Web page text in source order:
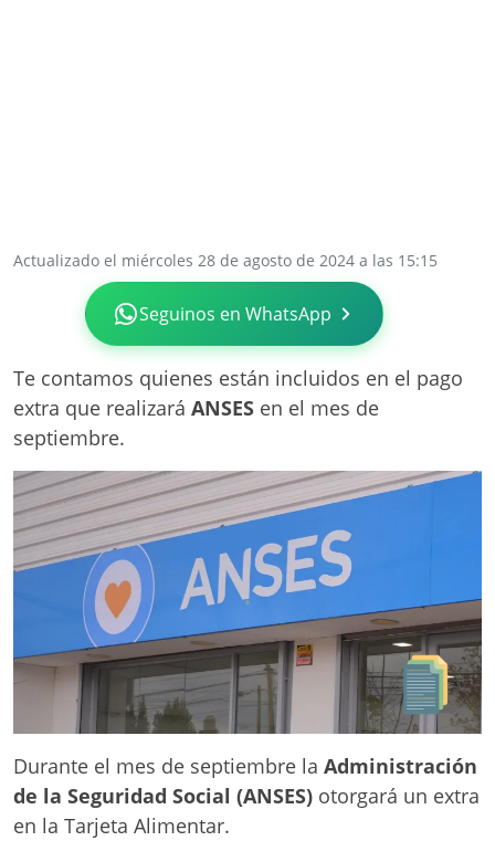
Actualizado el miércoles 28 de agosto de 2024 a las 15:15
Seguinos en WhatsApp
Te contamos quienes están incluidos en el pago
extra que realizará ANSES en el mes de
septiembre.
Durante el mes de septiembre la Administración
de la Seguridad Social (ANSES) otorgará un extra
en la Tarjeta Alimentar.